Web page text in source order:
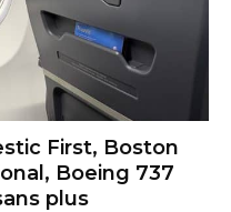
First, Boston
Boeing 737
plus